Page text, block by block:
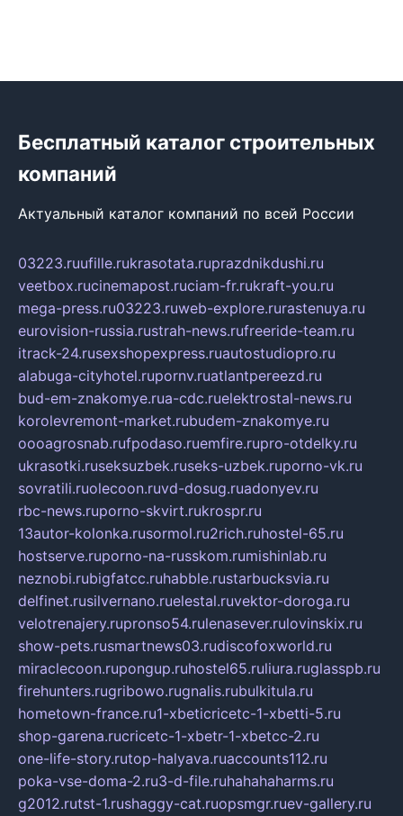
Бесплатный каталог строительных
компаний
Актуальный каталог компаний по всей России
03223.ruufille.rukrasotata.ruprazdnikdushi.ru
veetbox.rucinemapost.ruciam-fr.rukraft-you.ru
mega-press.ru03223.ruweb-explore.rurastenuya.ru
eurovision-russia.rustrah-news.rufreeride-team.ru
itrack-24.rusexshopexpress.ruautostudiopro.ru
alabuga-cityhotel.rupornv.ruatlantpereezd.ru
bud-em-znakomye.rua-cdc.ruelektrostal-news.ru
korolevremont-market.rubudem-znakomye.ru
oooagrosnab.rufpodaso.ruemfire.rupro-otdelky.ru
ukrasotki.ruseksuzbek.ruseks-uzbek.ruporno-vk.ru
sovratili.ruolecoon.ruvd-dosug.ruadonyev.ru
rbc-news.ruporno-skvirt.rukrospr.ru
13autor-kolonka.rusormol.ru2rich.ruhostel-65.ru
hostserve.ruporno-na-russkom.rumishinlab.ru
neznobi.rubigfatcc.ruhabble.rustarbucksvia.ru
delfinet.rusilvernano.ruelestal.ruvektor-doroga.ru
velotrenajery.rupronso54.rulenasever.rulovinskix.ru
show-pets.rusmartnews03.rudiscofoxworld.ru
miraclecoon.rupongup.ruhostel65.ruliura.ruglasspb.ru
firehunters.rugribowo.rugnalis.rubulkitula.ru
hometown-france.ru1-xbeticricetc-1-xbetti-5.ru
shop-garena.rucricetc-1-xbetr-1-xbetcc-2.ru
one-life-story.rutop-halyava.ruaccounts112.ru
poka-vse-doma-2.ru3-d-file.ruhahahaharms.ru
g2012.rutst-1.rushaggy-cat.ruopsmgr.ruev-gallery.ru